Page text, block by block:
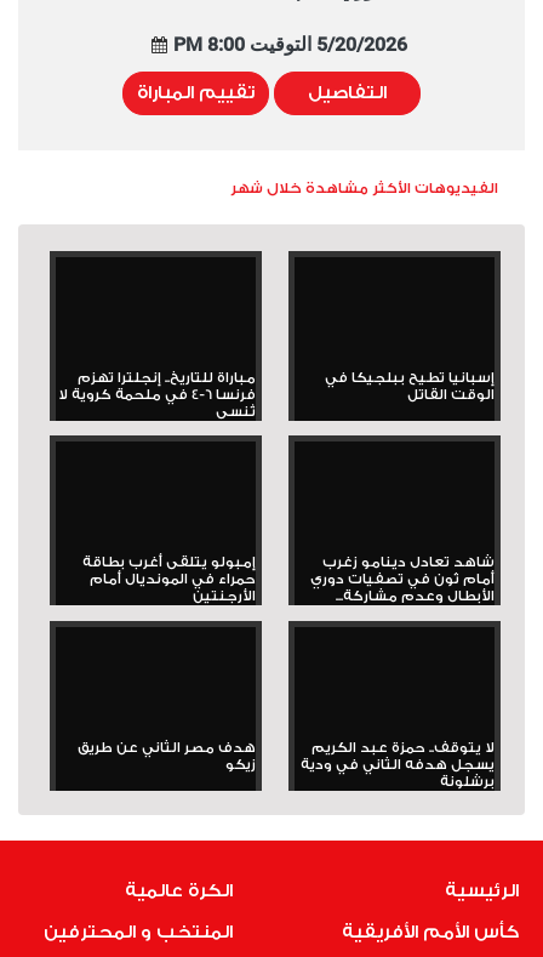
5/20/2026 التوقيت 8:00 PM
التفاصيل تقييم المباراة
الفيديوهات الأكثر مشاهدة خلال شهر
إسبانيا تطيح ببلجيكا في
الوقت القاتل
مباراة للتاريخ.. إنجلترا تهزم
فرنسا 6-4 في ملحمة كروية لا
تُنسى
شاهد تعادل دينامو زغرب
أمام ثون في تصفيات دوري
الأبطال وعدم مشاركة...
إمبولو يتلقى أغرب بطاقة
حمراء في المونديال أمام
الأرجنتين
لا يتوقف.. حمزة عبد الكريم
يسجل هدفه الثاني في ودية
برشلونة
هدف مصر الثاني عن طريق
زيكو
الرئيسية
كأس الأمم الأفريقية
الكرة عالمية
المنتخب و المحترفين